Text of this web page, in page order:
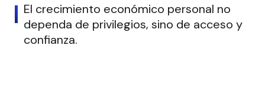
El crecimiento económico personal no
dependa de privilegios, sino de acceso y
confianza.